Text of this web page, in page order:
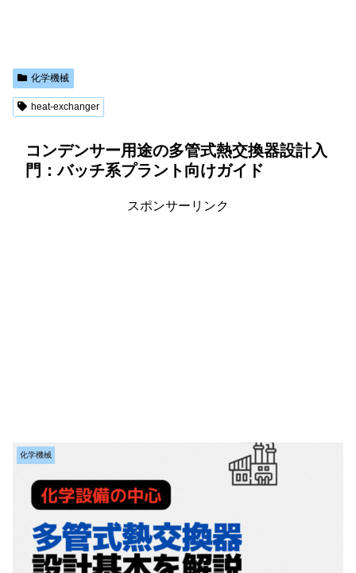
化学機械
heat-exchanger
コンデンサー用途の多管式熱交換器設計入
門：バッチ系プラント向けガイド
スポンサーリンク
化学機械